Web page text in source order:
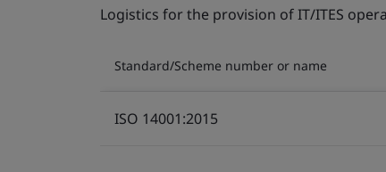
Logistics for the provision of IT/ITES
Standard/Scheme number or name
ISO 14001:2015